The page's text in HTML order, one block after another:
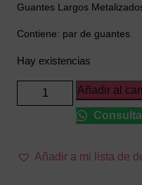
Guantes Largos
Contiene: par de guantes.
Hay existencias
GUANTES
LARGOS
METALIZADOS
ROJOS
Añadir al
Añadir a mi lista de